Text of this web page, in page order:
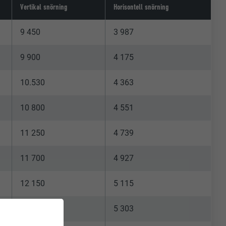
Vertikal snörning Horisontell snörning
9 450 3 987
9 900 4 175
10.530 4 363
10 800 4 551
11 250 4 739
11 700 4 927
12 150 5 115
5 303